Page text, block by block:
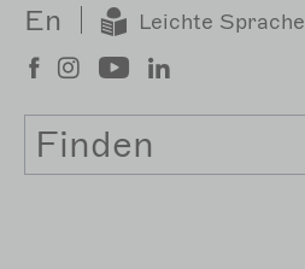
En Leichte Sprache
Suche